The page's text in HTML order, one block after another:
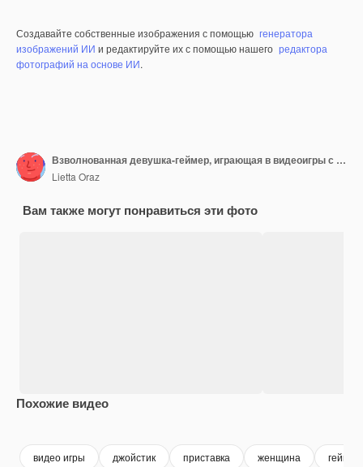
Создавайте собственные изображения с помощью генератора
изображений ИИ и редактируйте их с помощью нашего редактора
фотографий на основе ИИ.
Взволнованная девушка-геймер, играющая в видеоигры с джойстиком, кричащая счастливая женщина, играющая с контроллером
Lietta Oraz
Вам также могут понравиться эти фото
Похожие видео
видео игры джойстик приставка женщина геймер